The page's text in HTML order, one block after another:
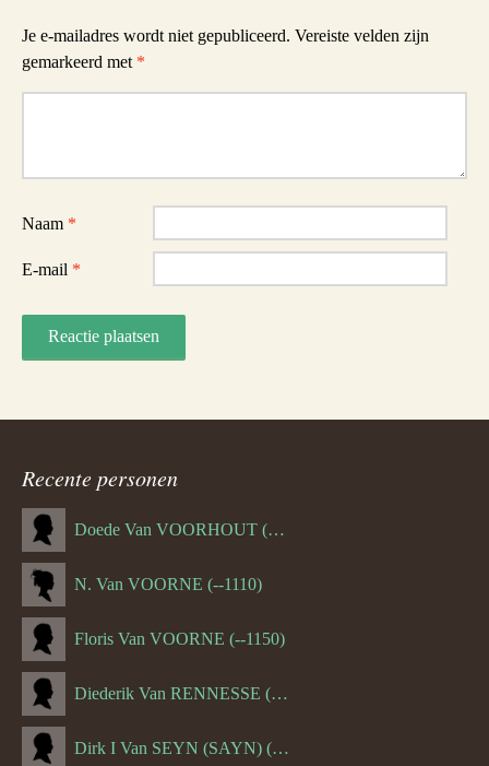
Je e-mailadres wordt niet gepubliceerd. Vereiste velden zijn
gemarkeerd met *
Naam *
E-mail *
Recente personen
Doede Van VOORHOUT (Van FORNEHOLT) (--1101)
N. Van VOORNE (--1110)
Floris Van VOORNE (--1150)
Diederik Van RENNESSE (--1144)
Dirk I Van SEYN (SAYN) (--1120)